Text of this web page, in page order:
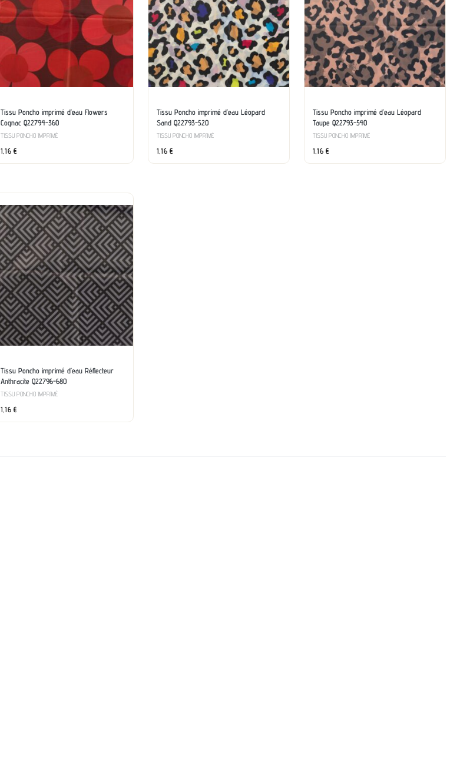
Tissu Poncho imprimé d’eau Flowers
Cognac Q22794-360
TISSU PONCHO IMPRIMÉ
1,16 €
Tissu Poncho imprimé d’eau Léopard
Sand Q22793-520
TISSU PONCHO IMPRIMÉ
1,16 €
Tissu Poncho imprimé d’eau Léopard
Taupe Q22793-540
TISSU PONCHO IMPRIMÉ
1,16 €
Tissu Poncho imprimé d’eau Réflecteur
Anthracite Q22796-680
TISSU PONCHO IMPRIMÉ
1,16 €